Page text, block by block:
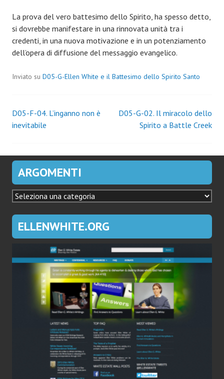
La prova del vero battesimo dello Spirito, ha spesso detto,
si dovrebbe manifestare in una rinnovata unità tra i
credenti, in una nuova motivazione e in un potenziamento
dell’opera di diffusione del messaggio evangelico.
Inviato su D05-G-Ellen White e il Battesimo dello Spirito Santo
Navigazione
articoli
D05-F-04. L’inganno non è
inevitabile
D05-G-02. Il miracolo dello
Spirito a Battle Creek
ARGOMENTI
ARGOMENTI
ELLENWHITE.ORG